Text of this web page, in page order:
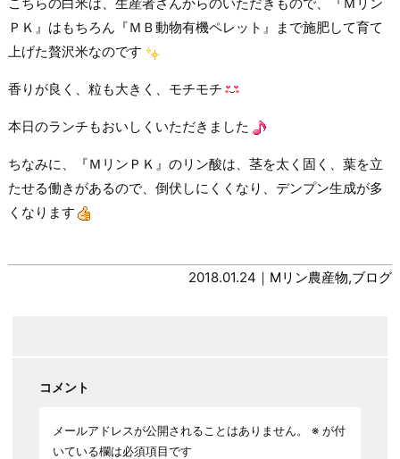
ＰＫ』はもちろん『ＭＢ動物有機ペレット』まで施肥して育て
上げた贅沢米なのです
香りが良く、粒も大きく、モチモチ
本日のランチもおいしくいただきました
ちなみに、『ＭリンＰＫ』のリン酸は、茎を太く固く、葉を立
たせる働きがあるので、倒伏しにくくなり、デンプン生成が多
くなります
2018.01.24｜ Mリン農産物,ブログ
コメント
メールアドレスが公開されることはありません。 ※が付
いている欄は必須項目です